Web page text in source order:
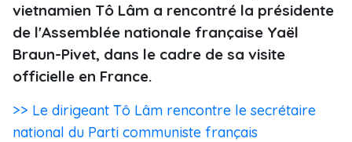
vietnamien Tô Lâm a rencontré la présidente
de l'Assemblée nationale française Yaël
Braun-Pivet, dans le cadre de sa visite
officielle en France.
>> Le dirigeant Tô Lâm rencontre le secrétaire
national du Parti communiste français